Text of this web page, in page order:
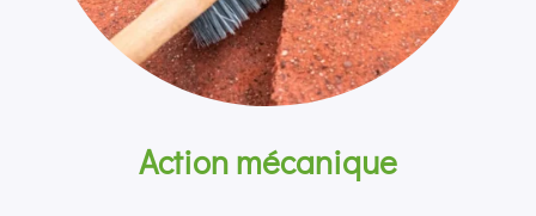
Action mécanique